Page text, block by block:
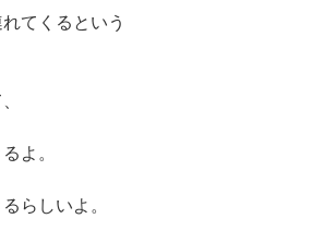
てくるという
よ。
らしいよ。